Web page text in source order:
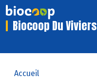
Biocoop Du Viviers
Accueil